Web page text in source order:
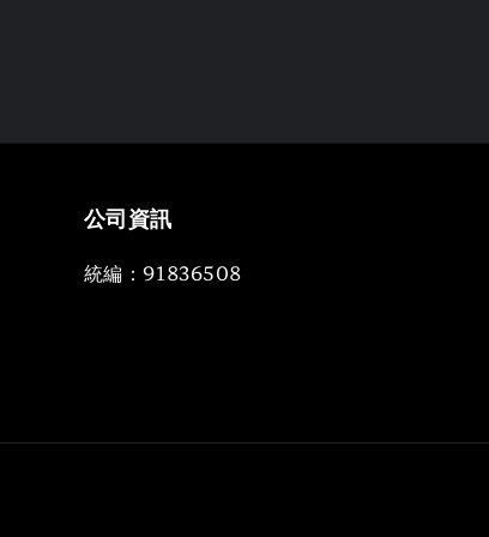
公司資訊
統編：91836508